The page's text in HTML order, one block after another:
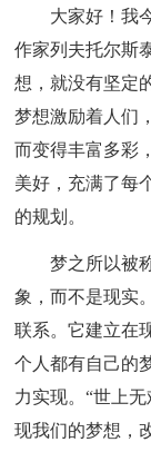
大家好！我
作家列夫托尔斯
想，就没有坚定
梦想激励着人们
而变得丰富多彩
美好，充满了每
的规划。
梦之所以被
象，而不是现实
联系。它建立在
个人都有自己的
力实现。“世上
现我们的梦想，